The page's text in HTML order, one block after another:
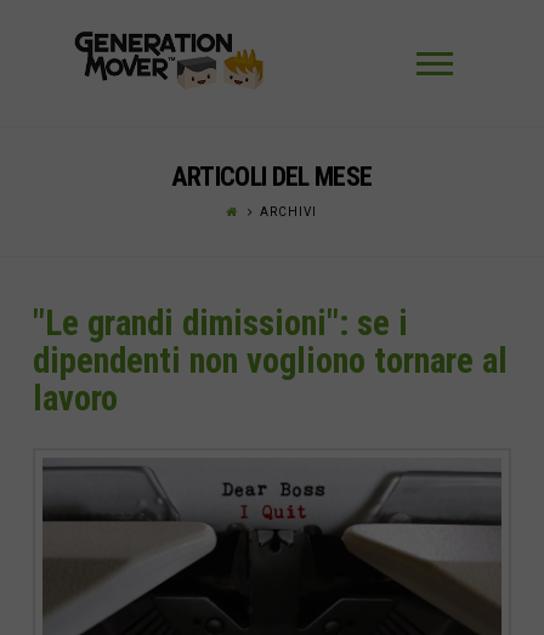
ARTICOLI DEL MESE
ARCHIVI
"Le grandi dimissioni": se i
dipendenti non vogliono tornare al
lavoro